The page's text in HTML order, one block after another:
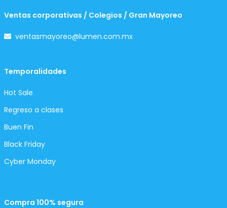
Ventas corporativas / Colegios / Gran Mayoreo
ventasmayoreo@lumen.com.mx
Temporalidades
Hot Sale
Regreso a clases
Buen Fin
Black Friday
Cyber Monday
Compra 100% segura